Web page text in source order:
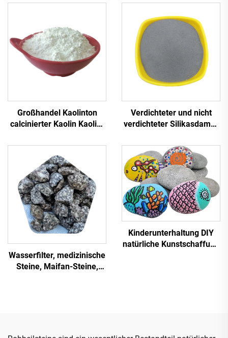
Großhandel Kaolinton
calcinierter Kaolin Kaolin-
Keramikglasuren 93 %
Weißgrad Mesh calciniert
für Papierbeschichtungen
Verdichteter und nicht
verdichteter Silikasdampf
Wasserfilter, medizinische
Steine, Maifan-Steine,
Kinderunterhaltung DIY
natürliche Kunstschaffung